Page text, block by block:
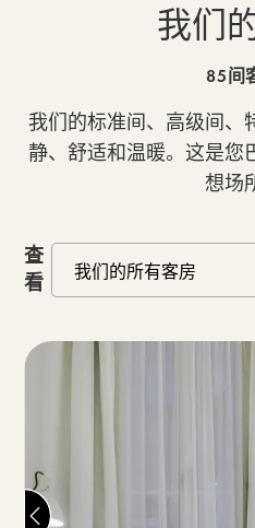
我们
85间
我们的标准间、高级间、
静、舒适和温暖。这是您
想场
查
看